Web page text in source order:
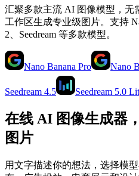
汇聚多款主流 AI 图像模型，无
工作区生成专业级图片。支持
2、Seedream 等多款模型。
Nano Banana Pro Nano
Seedream 4.5 Seedream 5.0
在线 AI 图像生成器
图片
用文字描述你的想法，选择模